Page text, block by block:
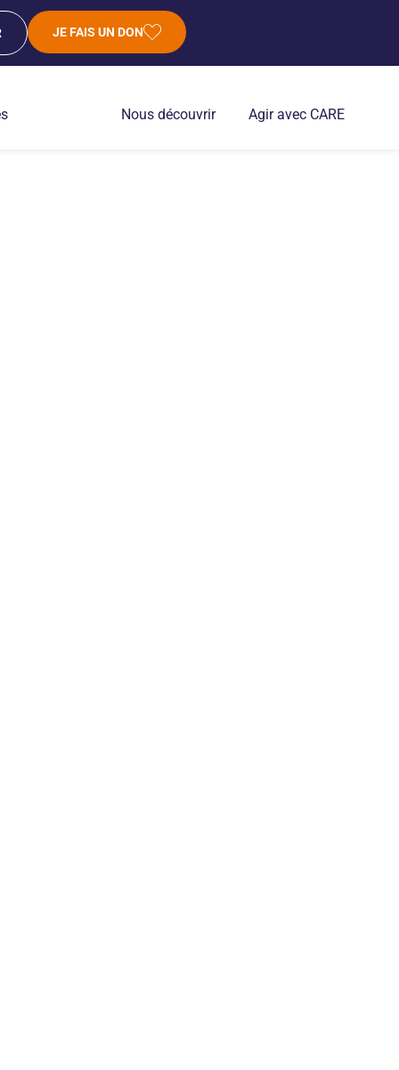
JE FAIS UN DON
Nous découvrir Agir avec CARE